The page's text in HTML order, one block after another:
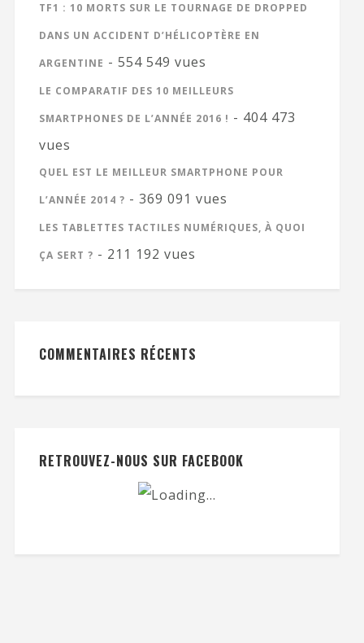
TF1 : 10 MORTS SUR LE TOURNAGE DE DROPPED
DANS UN ACCIDENT D’HÉLICOPTÈRE EN
ARGENTINE - 554 549 vues
LE COMPARATIF DES 10 MEILLEURS
SMARTPHONES DE L’ANNÉE 2016 ! - 404 473
vues
QUEL EST LE MEILLEUR SMARTPHONE POUR
L’ANNÉE 2014 ? - 369 091 vues
LES TABLETTES TACTILES NUMÉRIQUES, À QUOI
ÇA SERT ? - 211 192 vues
COMMENTAIRES RÉCENTS
RETROUVEZ-NOUS SUR FACEBOOK